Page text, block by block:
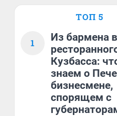
ТОП 5
1
Из бармена в
Кузбасса:
знаем о
бизнесмене,
спорящем с